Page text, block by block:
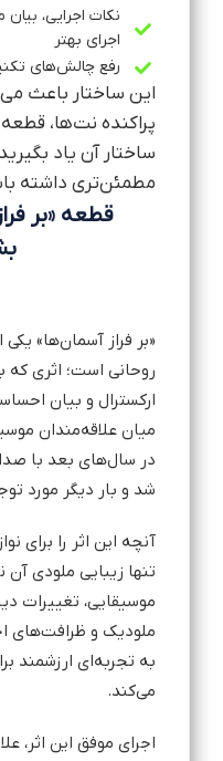
نکات اجرایی،
اجرای بهتر
رفع چالش‌های
این ساختار باعث
پراکنده نت‌ها، قطعه
ساختار آن یاد
مطمئن‌تری داشته
قطعه «بر
«بر فراز آسمان‌ها» یکی
روحانی است؛ اثری که
ارکسترال و بیان
میان علاقه‌مندان
در سال‌های بعد با
شد و بار دیگر مورد
آنچه این اثر را برای
تنها زیبایی ملودی
موسیقایی، تغییرات
ملودیک و ظرافت‌های
به تجربه‌ای ارزشمند
می‌کند.
اجرای موفق این اثر،